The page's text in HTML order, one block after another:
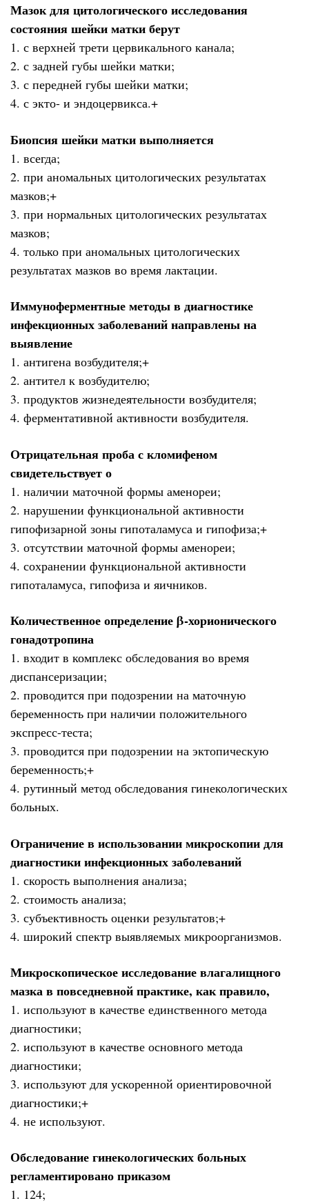
Мазок для цитологического исследования
состояния шейки матки берут
1. с верхней трети цервикального канала;
2. с задней губы шейки матки;
3. с передней губы шейки матки;
4. с экто- и эндоцервикса.+
Биопсия шейки матки выполняется
1. всегда;
2. при аномальных цитологических результатах
мазков;+
3. при нормальных цитологических результатах
мазков;
4. только при аномальных цитологических
результатах мазков во время лактации.
Иммуноферментные методы в диагностике
инфекционных заболеваний направлены на
выявление
1. антигена возбудителя;+
2. антител к возбудителю;
3. продуктов жизнедеятельности возбудителя;
4. ферментативной активности возбудителя.
Отрицательная проба с кломифеном
свидетельствует о
1. наличии маточной формы аменореи;
2. нарушении функциональной активности
гипофизарной зоны гипоталамуса и гипофиза;+
3. отсутствии маточной формы аменореи;
4. сохранении функциональной активности
гипоталамуса, гипофиза и яичников.
Количественное определение β-хорионического
гонадотропина
1. входит в комплекс обследования во время
диспансеризации;
2. проводится при подозрении на маточную
беременность при наличии положительного
экспресс-теста;
3. проводится при подозрении на эктопическую
беременность;+
4. рутинный метод обследования гинекологических
больных.
Ограничение в использовании микроскопии для
диагностики инфекционных заболеваний
1. скорость выполнения анализа;
2. стоимость анализа;
3. субъективность оценки результатов;+
4. широкий спектр выявляемых микроорганизмов.
Микроскопическое исследование влагалищного
мазка в повседневной практике, как правило,
1. используют в качестве единственного метода
диагностики;
2. используют в качестве основного метода
диагностики;
3. используют для ускоренной ориентировочной
диагностики;+
4. не используют.
Обследование гинекологических больных
регламентировано приказом
1. 124;